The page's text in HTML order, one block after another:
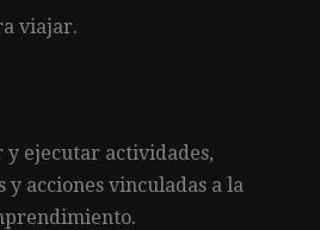
viajar.
y ejecutar actividades,
y acciones vinculadas a la